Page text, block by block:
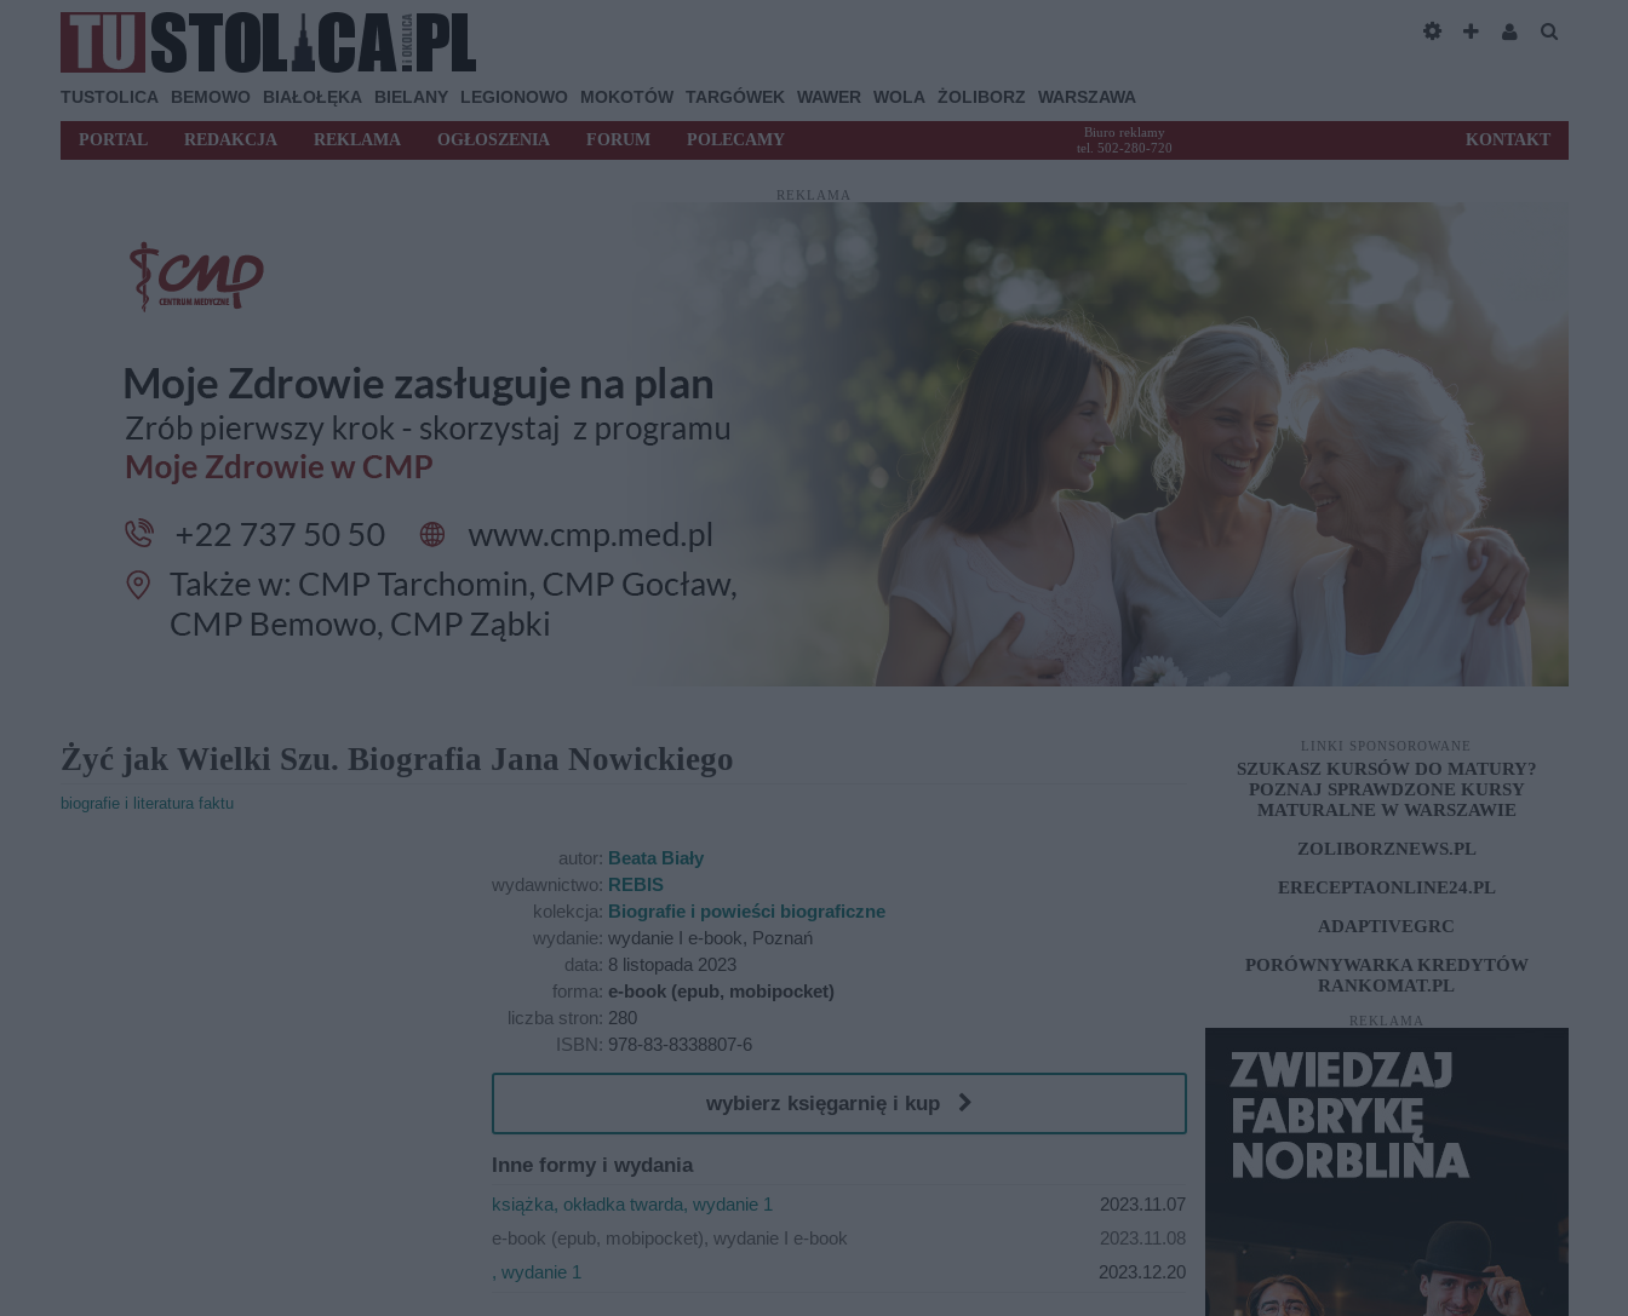
TUSTOLICA BEMOWO BIAŁOŁĘKA BIELANY LEGIONOWO MOKOTÓW TARGÓWEK WAWER WOLA ŻOLIBORZ WARSZAWA
PORTAL REDAKCJA REKLAMA OGŁOSZENIA FORUM POLECAMY
Biuro reklamy
tel. 502-280-720
KONTAKT
REKLAMA
Żyć jak Wielki Szu. Biografia Jana Nowickiego
biografie i literatura faktu
autor: Beata Biały
wydawnictwo: REBIS
kolekcja: Biografie i powieści biograficzne
wydanie: wydanie I e-book, Poznań
data: 8 listopada 2023
forma: e-book (epub, mobipocket)
liczba stron: 280
ISBN: 978-83-8338807-6
wybierz księgarnię i kup
Inne formy i wydania
książka, okładka twarda, wydanie 1
2023.11.07
e-book (epub, mobipocket), wydanie I e-book
2023.11.08
, wydanie 1
2023.12.20
LINKI SPONSOROWANE
SZUKASZ KURSÓW DO MATURY?
POZNAJ SPRAWDZONE KURSY
MATURALNE W WARSZAWIE
ZOLIBORZNEWS.PL
ERECEPTAONLINE24.PL
ADAPTIVEGRC
PORÓWNYWARKA KREDYTÓW
RANKOMAT.PL
REKLAMA